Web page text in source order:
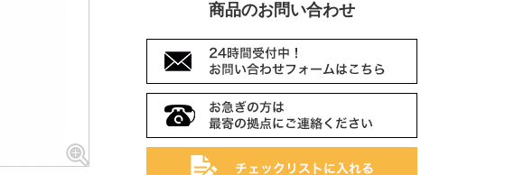
商品のお問い合わせ